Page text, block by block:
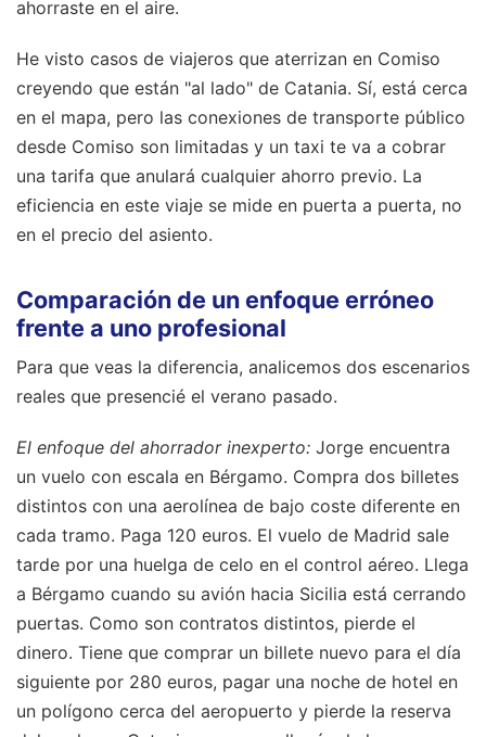
ahorraste en el aire.
He visto casos de viajeros que aterrizan en Comiso
creyendo que están "al lado" de Catania. Sí, está cerca
en el mapa, pero las conexiones de transporte público
desde Comiso son limitadas y un taxi te va a cobrar
una tarifa que anulará cualquier ahorro previo. La
eficiencia en este viaje se mide en puerta a puerta, no
en el precio del asiento.
Comparación de un enfoque erróneo
frente a uno profesional
Para que veas la diferencia, analicemos dos escenarios
reales que presencié el verano pasado.
El enfoque del ahorrador inexperto: Jorge encuentra
un vuelo con escala en Bérgamo. Compra dos billetes
distintos con una aerolínea de bajo coste diferente en
cada tramo. Paga 120 euros. El vuelo de Madrid sale
tarde por una huelga de celo en el control aéreo. Llega
a Bérgamo cuando su avión hacia Sicilia está cerrando
puertas. Como son contratos distintos, pierde el
dinero. Tiene que comprar un billete nuevo para el día
siguiente por 280 euros, pagar una noche de hotel en
un polígono cerca del aeropuerto y pierde la reserva